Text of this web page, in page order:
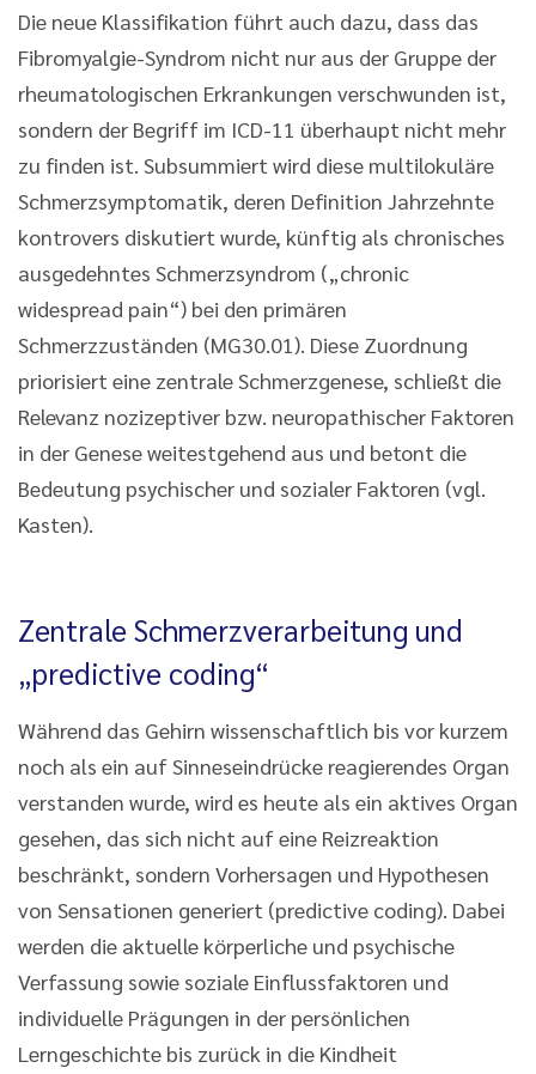
Die neue Klassifikation führt auch dazu, dass das
Fibromyalgie-Syndrom nicht nur aus der Gruppe der
rheumatologischen Erkrankungen verschwunden ist,
sondern der Begriff im ICD-11 überhaupt nicht mehr
zu finden ist. Subsummiert wird diese multilokuläre
Schmerzsymptomatik, deren Definition Jahrzehnte
kontrovers diskutiert wurde, künftig als chronisches
ausgedehntes Schmerzsyndrom („chronic
widespread pain“) bei den primären
Schmerzzuständen (MG30.01). Diese Zuordnung
priorisiert eine zentrale Schmerzgenese, schließt die
Relevanz nozizeptiver bzw. neuropathischer Faktoren
in der Genese weitestgehend aus und betont die
Bedeutung psychischer und sozialer Faktoren (vgl.
Kasten).
Zentrale Schmerzverarbeitung und
„predictive coding“
Während das Gehirn wissenschaftlich bis vor kurzem
noch als ein auf Sinneseindrücke reagierendes Organ
verstanden wurde, wird es heute als ein aktives Organ
gesehen, das sich nicht auf eine Reizreaktion
beschränkt, sondern Vorhersagen und Hypothesen
von Sensationen generiert (predictive coding). Dabei
werden die aktuelle körperliche und psychische
Verfassung sowie soziale Einflussfaktoren und
individuelle Prägungen in der persönlichen
Lerngeschichte bis zurück in die Kindheit